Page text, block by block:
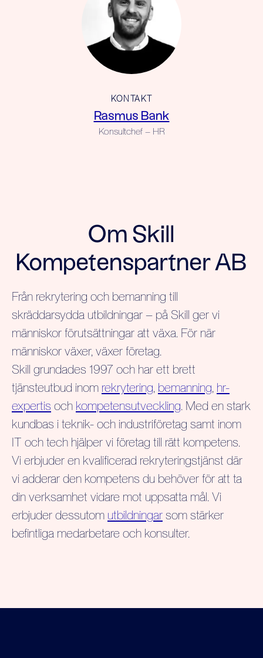
KONTAKT
Rasmus Bank
Konsultchef – HR
Om Skill
Kompetenspartner AB
Från rekrytering och bemanning till
skräddarsydda utbildningar – på Skill ger vi
människor förutsättningar att växa. För när
människor växer, växer företag.
Skill grundades 1997 och har ett brett
tjänsteutbud inom rekrytering, bemanning, hr-
expertis och kompetensutveckling. Med en stark
kundbas i teknik- och industriföretag samt inom
IT och tech hjälper vi företag till rätt kompetens.
Vi erbjuder en kvalificerad rekryteringstjänst där
vi adderar den kompetens du behöver för att ta
din verksamhet vidare mot uppsatta mål. Vi
erbjuder dessutom utbildningar som stärker
befintliga medarbetare och konsulter.